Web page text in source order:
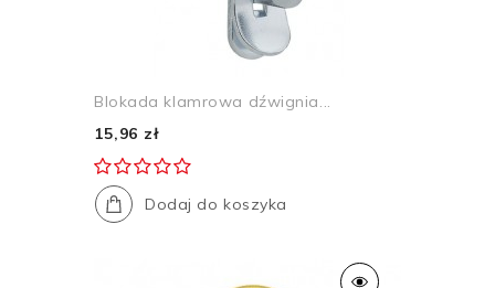
Blokada klamrowa dźwignia...
15,96 zł
Dodaj do koszyka